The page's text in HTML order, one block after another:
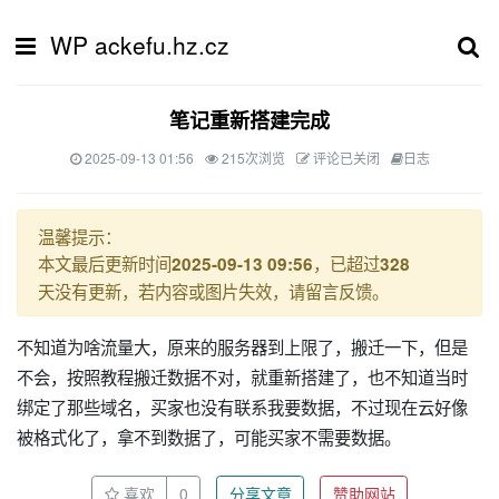
WP ackefu.hz.cz
笔记重新搭建完成
2025-09-13 01:56 215次浏览 评论已关闭 日志
温馨提示：
本文最后更新时间2025-09-13 09:56，已超过328
天没有更新，若内容或图片失效，请留言反馈。
不知道为啥流量大，原来的服务器到上限了，搬迁一下，但是
不会，按照教程搬迁数据不对，就重新搭建了，也不知道当时
绑定了那些域名，买家也没有联系我要数据，不过现在云好像
被格式化了，拿不到数据了，可能买家不需要数据。
喜欢 0 分享文章 赞助网站